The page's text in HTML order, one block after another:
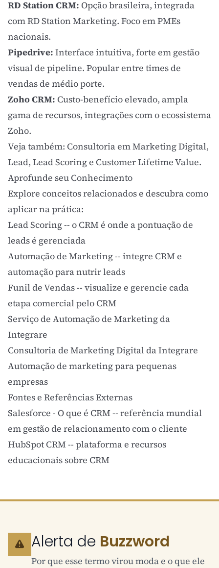
RD Station CRM: Opção brasileira, integrada
com RD Station Marketing. Foco em PMEs
nacionais.
Pipedrive: Interface intuitiva, forte em gestão
visual de pipeline. Popular entre times de
vendas de médio porte.
Zoho CRM: Custo-benefício elevado, ampla
gama de recursos, integrações com o ecossistema
Zoho.
Veja também: Consultoria em Marketing Digital,
Lead, Lead Scoringe Customer Lifetime Value.
Aprofunde seu Conhecimento
Explore conceitos relacionados e descubra como
aplicar na prática:
Lead Scoring-- o CRM é onde a pontuação de
leads é gerenciada
Automação de Marketing-- integre CRM e
automação para nutrir leads
Funil de Vendas-- visualize e gerencie cada
etapa comercial pelo CRM
Serviço de Automação de Marketing da
Integrare
Consultoria de Marketing Digital da Integrare
Automação de marketing para pequenas
empresas
Fontes e Referências Externas
Salesforce - O que é CRM-- referência mundial
em gestão de relacionamento com o cliente
HubSpot CRM-- plataforma e recursos
educacionais sobre CRM
Alerta de Buzzword
Por que esse termo virou moda e o que ele